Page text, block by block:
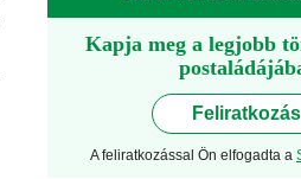
Kapja meg a legjobb
Feliratkozás
A feliratkozással Ön elfogadta a